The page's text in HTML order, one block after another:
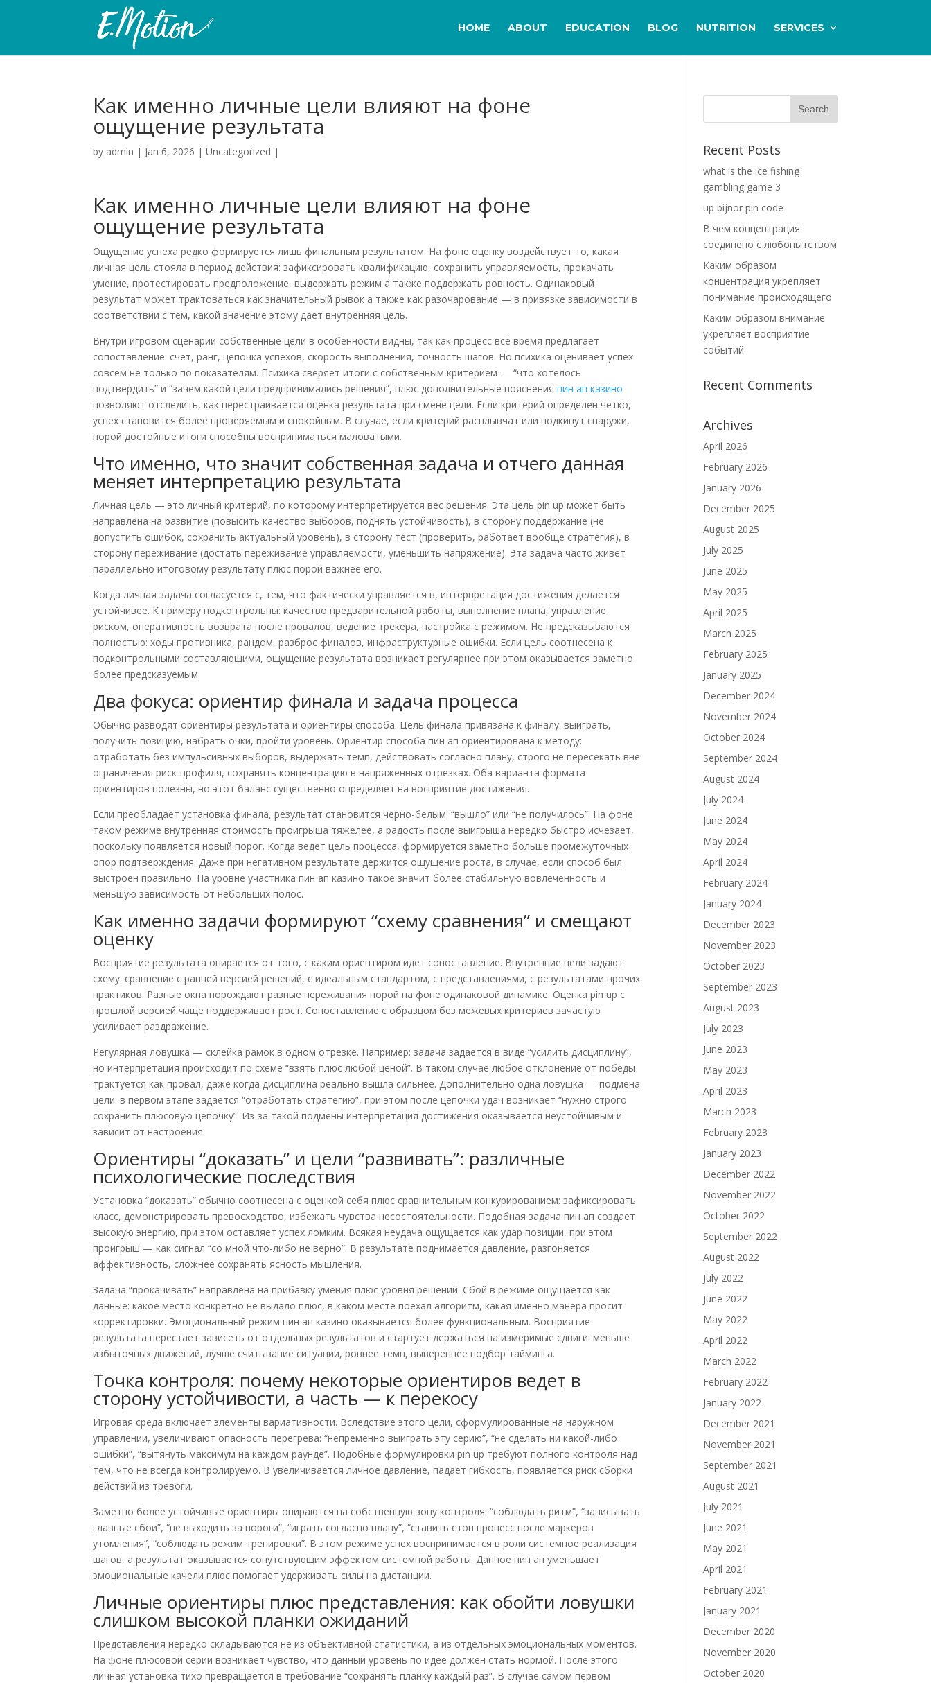
HOME ABOUT EDUCATION BLOG NUTRITION SERVICES
Как именно личные цели влияют на фоне
ощущение результата
by admin | Jan 6, 2026 |Uncategorized |
Как именно личные цели влияют на фоне
ощущение результата
Ощущение успеха редко формируется лишь финальным результатом. На фоне оценку воздействует то, какая
личная цель стояла в период действия: зафиксировать квалификацию, сохранить управляемость, прокачать
умение, протестировать предположение, выдержать режим а также поддержать ровность. Одинаковый
результат может трактоваться как значительный рывок а также как разочарование — в привязке зависимости в
соответствии с тем, какой значение этому дает внутренняя цель.
Внутри игровом сценарии собственные цели в особенности видны, так как процесс всё время предлагает
сопоставление: счет, ранг, цепочка успехов, скорость выполнения, точность шагов. Но психика оценивает успех
совсем не только по показателям. Психика сверяет итоги с собственным критерием — “что хотелось
подтвердить” и “зачем какой цели предпринимались решения”, плюс дополнительные поясненияпин ап казино
позволяют отследить, как перестраивается оценка результата при смене цели. Если критерий определен четко,
успех становится более проверяемым и спокойным. В случае, если критерий расплывчат или подкинут снаружи,
порой достойные итоги способны восприниматься маловатыми.
Что именно, что значит собственная задача и отчего данная
меняет интерпретацию результата
Личная цель — это личный критерий, по которому интерпретируется вес решения. Эта цель pin up может быть
направлена на развитие (повысить качество выборов, поднять устойчивость), в сторону поддержание (не
допустить ошибок, сохранить актуальный уровень), в сторону тест (проверить, работает вообще стратегия), в
сторону переживание (достать переживание управляемости, уменьшить напряжение). Эта задача часто живет
параллельно итоговому результату плюс порой важнее его.
Когда личная задача согласуется с, тем, что фактически управляется в, интерпретация достижения делается
устойчивее. К примеру подконтрольны: качество предварительной работы, выполнение плана, управление
риском, оперативность возврата после провалов, ведение трекера, настройка с режимом. Не предсказываются
полностью: ходы противника, рандом, разброс финалов, инфраструктурные ошибки. Если цель соотнесена к
подконтрольными составляющими, ощущение результата возникает регулярнее при этом оказывается заметно
более предсказуемым.
Два фокуса: ориентир финала и задача процесса
Обычно разводят ориентиры результата и ориентиры способа. Цель финала привязана к финалу: выиграть,
получить позицию, набрать очки, пройти уровень. Ориентир способа пин ап ориентирована к методу:
отработать без импульсивных выборов, выдержать темп, действовать согласно плану, строго не пересекать вне
ограничения риск-профиля, сохранять концентрацию в напряженных отрезках. Оба варианта формата
ориентиров полезны, но этот баланс существенно определяет на восприятие достижения.
Если преобладает установка финала, результат становится черно-белым: “вышло” или “не получилось”. На фоне
таком режиме внутренняя стоимость проигрыша тяжелее, а радость после выигрыша нередко быстро исчезает,
поскольку появляется новый порог. Когда ведет цель процесса, формируется заметно больше промежуточных
опор подтверждения. Даже при негативном результате держится ощущение роста, в случае, если способ был
выстроен правильно. На уровне участника пин ап казино такое значит более стабильную вовлеченность и
меньшую зависимость от небольших полос.
Как именно задачи формируют “схему сравнения” и смещают
оценку
Восприятие результата опирается от того, с каким ориентиром идет сопоставление. Внутренние цели задают
схему: сравнение с ранней версией решений, с идеальным стандартом, с представлениями, с результатами прочих
практиков. Разные окна порождают разные переживания порой на фоне одинаковой динамике. Оценка pin up с
прошлой версией чаще поддерживает рост. Сопоставление с образцом без межевых критериев зачастую
усиливает раздражение.
Регулярная ловушка — склейка рамок в одном отрезке. Например: задача задается в виде “усилить дисциплину”,
но интерпретация происходит по схеме “взять плюс любой ценой”. В таком случае любое отклонение от победы
трактуется как провал, даже когда дисциплина реально вышла сильнее. Дополнительно одна ловушка — подмена
цели: в первом этапе задается “отработать стратегию”, при этом после цепочки удач возникает “нужно строго
сохранить плюсовую цепочку”. Из-за такой подмены интерпретация достижения оказывается неустойчивым и
зависит от настроения.
Ориентиры “доказать” и цели “развивать”: различные
психологические последствия
Установка “доказать” обычно соотнесена с оценкой себя плюс сравнительным конкурированием: зафиксировать
класс, демонстрировать превосходство, избежать чувства несостоятельности. Подобная задача пин ап создает
высокую энергию, при этом оставляет успех ломким. Всякая неудача ощущается как удар позиции, при этом
проигрыш — как сигнал “со мной что-либо не верно”. В результате поднимается давление, разгоняется
аффективность, сложнее сохранять ясность мышления.
Задача “прокачивать” направлена на прибавку умения плюс уровня решений. Сбой в режиме ощущается как
данные: какое место конкретно не выдало плюс, в каком месте поехал алгоритм, какая именно манера просит
корректировки. Эмоциональный режим пин ап казино оказывается более функциональным. Восприятие
результата перестает зависеть от отдельных результатов и стартует держаться на измеримые сдвиги: меньше
избыточных движений, лучше считывание ситуации, ровнее темп, вывереннее подбор тайминга.
Точка контроля: почему некоторые ориентиров ведет в
сторону устойчивости, а часть — к перекосу
Игровая среда включает элементы вариативности. Вследствие этого цели, сформулированные на наружном
управлении, увеличивают опасность перегрева: “непременно выиграть эту серию”, “не сделать ни какой-либо
ошибки”, “вытянуть максимум на каждом раунде”. Подобные формулировки pin up требуют полного контроля над
тем, что не всегда контролируемо. В увеличивается личное давление, падает гибкость, появляется риск сборки
действий из тревоги.
Заметно более устойчивые ориентиры опираются на собственную зону контроля: “соблюдать ритм”, “записывать
главные сбои”, “не выходить за пороги”, “играть согласно плану”, “ставить стоп процесс после маркеров
утомления”, “соблюдать режим тренировки”. В этом режиме успех воспринимается в роли системное реализация
шагов, а результат оказывается сопутствующим эффектом системной работы. Данное пин ап уменьшает
эмоциональные качели плюс помогает удерживать силы на дистанции.
Личные ориентиры плюс представления: как обойти ловушки
слишком высокой планки ожиданий
Представления нередко складываются не из объективной статистики, а из отдельных эмоциональных моментов.
На фоне плюсовой серии возникает чувство, что данный уровень по идее должен стать нормой. После этого
личная установка тихо превращается в требование “сохранять планку каждый раз”. В случае самом первом
Recent Posts
what is the ice fishing
gambling game 3
up bijnor pin code
В чем концентрация
соединено с любопытством
Каким образом
концентрация укрепляет
понимание происходящего
Каким образом внимание
укрепляет восприятие
событий
Recent Comments
Archives
April 2026
February 2026
January 2026
December 2025
August 2025
July 2025
June 2025
May 2025
April 2025
March 2025
February 2025
January 2025
December 2024
November 2024
October 2024
September 2024
August 2024
July 2024
June 2024
May 2024
April 2024
February 2024
January 2024
December 2023
November 2023
October 2023
September 2023
August 2023
July 2023
June 2023
May 2023
April 2023
March 2023
February 2023
January 2023
December 2022
November 2022
October 2022
September 2022
August 2022
July 2022
June 2022
May 2022
April 2022
March 2022
February 2022
January 2022
December 2021
November 2021
September 2021
August 2021
July 2021
June 2021
May 2021
April 2021
February 2021
January 2021
December 2020
November 2020
October 2020